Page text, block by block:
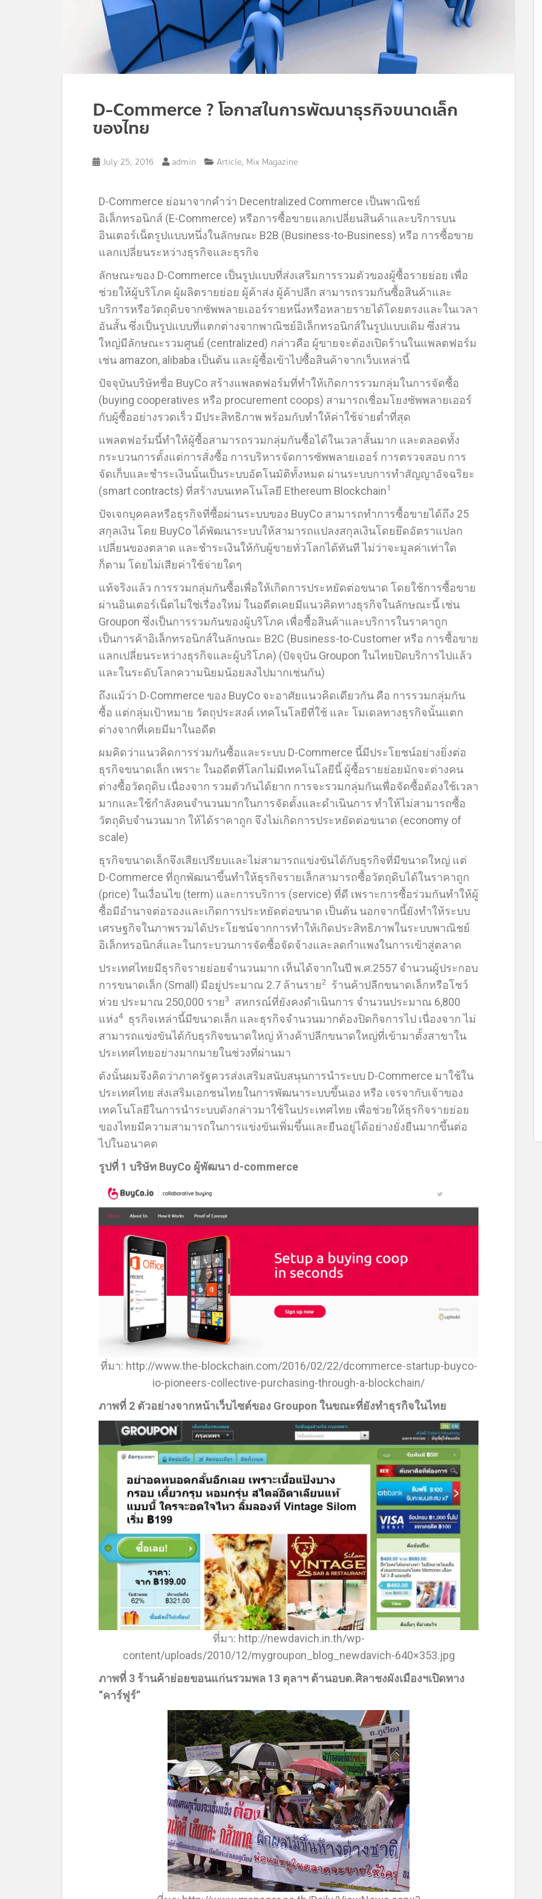
D-Commerce ? โอกาสในการพัฒนาธุรกิจขนาดเล็ก
ของไทย
July 25, 2016 admin Article, Mix Magazine
D-Commerce ย่อมาจากคำว่า Decentralized Commerce เป็นพาณิชย์
อิเล็กทรอนิกส์ (E-Commerce) หรือการซื้อขายแลกเปลี่ยนสินค้าและบริการบน
อินเตอร์เน็ตรูปแบบหนึ่งในลักษณะ B2B (Business-to-Business) หรือ การซื้อขาย
แลกเปลี่ยนระหว่างธุรกิจและธุรกิจ
ลักษณะของ D-Commerce เป็นรูปแบบที่ส่งเสริมการรวมตัวของผู้ซื้อรายย่อย เพื่อ
ช่วยให้ผู้บริโภค ผู้ผลิตรายย่อย ผู้ค้าส่ง ผู้ค้าปลีก สามารถรวมกันซื้อสินค้าและ
บริการหรือวัตถุดิบจากซัพพลายเออร์รายหนึ่งหรือหลายรายได้โดยตรงและในเวลา
อันสั้น ซึ่งเป็นรูปแบบที่แตกต่างจากพาณิชย์อิเล็กทรอนิกส์ในรูปแบบเดิม ซึ่งส่วน
ใหญ่มีลักษณะรวมศูนย์ (centralized) กล่าวคือ ผู้ขายจะต้องเปิดร้านในแพลตฟอร์ม
เช่น amazon, alibaba เป็นต้น และผู้ซื้อเข้าไปซื้อสินค้าจากเว็บเหล่านี้
ปัจจุบันบริษัทชื่อ BuyCo สร้างแพลตฟอร์มที่ทำให้เกิดการรวมกลุ่มในการจัดซื้อ
(buying cooperatives หรือ procurement coops) สามารถเชื่อมโยงซัพพลายเออร์
กับผู้ซื้ออย่างรวดเร็ว มีประสิทธิภาพ พร้อมกับทำให้ค่าใช้จ่ายต่ำที่สุด
แพลตฟอร์มนี้ทำให้ผู้ซื้อสามารถรวมกลุ่มกันซื้อได้ในเวลาสั้นมาก และตลอดทั้ง
กระบวนการตั้งแต่การสั่งซื้อ การบริหารจัดการซัพพลายเออร์ การตรวจสอบ การ
จัดเก็บและชำระเงินนั้นเป็นระบบอัตโนมัติทั้งหมด ผ่านระบบการทำสัญญาอัจฉริยะ
(smart contracts) ที่สร้างบนเทคโนโลยี Ethereum Blockchain1
ปัจเจกบุคคลหรือธุรกิจที่ซื้อผ่านระบบของ BuyCo สามารถทำการซื้อขายได้ถึง 25
สกุลเงิน โดย BuyCo ได้พัฒนาระบบให้สามารถแปลงสกุลเงินโดยยึดอัตราแปลก
เปลี่ยนของตลาด และชำระเงินให้กับผู้ขายทั่วโลกได้ทันที ไม่ว่าจะมูลค่าเท่าใด
ก็ตาม โดยไม่เสียค่าใช้จ่ายใดๆ
แท้จริงแล้ว การรวมกลุ่มกันซื้อเพื่อให้เกิดการประหยัดต่อขนาด โดยใช้การซื้อขาย
ผ่านอินเตอร์เน็ตไม่ใช่เรื่องใหม่ ในอดีตเคยมีแนวคิดทางธุรกิจในลักษณะนี้ เช่น
Groupon ซึ่งเป็นการรวมกันของผู้บริโภค เพื่อซื้อสินค้าและบริการในราคาถูก
เป็นการค้าอิเล็กทรอนิกส์ในลักษณะ B2C (Business-to-Customer หรือ การซื้อขาย
แลกเปลี่ยนระหว่างธุรกิจและผู้บริโภค) (ปัจจุบัน Groupon ในไทยปิดบริการไปแล้ว
และในระดับโลกความนิยมน้อยลงไปมากเช่นกัน)
ถึงแม้ว่า D-Commerce ของ BuyCo จะอาศัยแนวคิดเดียวกัน คือ การรวมกลุ่มกัน
ซื้อ แต่กลุ่มเป้าหมาย วัตถุประสงค์ เทคโนโลยีที่ใช้ และ โมเดลทางธุรกิจนั้นแตก
ต่างจากที่เคยมีมาในอดีต
ผมคิดว่าแนวคิดการร่วมกันซื้อและระบบ D-Commerce นี้มีประโยชน์อย่างยิ่งต่อ
ธุรกิจขนาดเล็ก เพราะ ในอดีตที่โลกไม่มีเทคโนโลยีนี้ ผู้ซื้อรายย่อยมักจะต่างคน
ต่างซื้อวัตถุดิบ เนื่องจาก รวมตัวกันได้ยาก การจะรวมกลุ่มกันเพื่อจัดซื้อต้องใช้เวลา
มากและใช้กำลังคนจำนวนมากในการจัดตั้งและดำเนินการ ทำให้ไม่สามารถซื้อ
วัตถุดิบจำนวนมาก ให้ได้ราคาถูก จึงไม่เกิดการประหยัดต่อขนาด (economy of
scale)
ธุรกิจขนาดเล็กจึงเสียเปรียบและไม่สามารถแข่งขันได้กับธุรกิจที่มีขนาดใหญ่ แต่
D-Commerce ที่ถูกพัฒนาขึ้นทำให้ธุรกิจรายเล็กสามารถซื้อวัตถุดิบได้ในราคาถูก
(price) ในเงื่อนไข (term) และการบริการ (service) ที่ดี เพราะการซื้อร่วมกันทำให้ผู้
ซื้อมีอำนาจต่อรองและเกิดการประหยัดต่อขนาด เป็นต้น นอกจากนี้ยังทำให้ระบบ
เศรษฐกิจในภาพรวมได้ประโยชน์จากการทำให้เกิดประสิทธิภาพในระบบพาณิชย์
อิเล็กทรอนิกส์และในกระบวนการจัดซื้อจัดจ้างและลดกำแพงในการเข้าสู่ตลาด
ประเทศไทยมีธุรกิจรายย่อยจำนวนมาก เห็นได้จากในปี พ.ศ.2557 จำนวนผู้ประกอบ
การขนาดเล็ก (Small) มีอยู่ประมาณ 2.7 ล้านราย2
ร้านค้าปลีกขนาดเล็กหรือโชว์
ห่วย ประมาณ 250,000 ราย3
สหกรณ์ที่ยังคงดำเนินการ จำนวนประมาณ 6,800
แห่ง4 ธุรกิจเหล่านี้มีขนาดเล็ก และธุรกิจจำนวนมากต้องปิดกิจการไป เนื่องจาก ไม่
สามารถแข่งขันได้กับธุรกิจขนาดใหญ่ ห้างค้าปลีกขนาดใหญ่ที่เข้ามาตั้งสาขาใน
ประเทศไทยอย่างมากมายในช่วงที่ผ่านมา
ดังนั้นผมจึงคิดว่าภาครัฐควรส่งเสริมสนับสนุนการนำระบบ D-Commerce มาใช้ใน
ประเทศไทย ส่งเสริมเอกชนไทยในการพัฒนาระบบขึ้นเอง หรือ เจรจากับเจ้าของ
เทคโนโลยีในการนำระบบดังกล่าวมาใช้ในประเทศไทย เพื่อช่วยให้ธุรกิจรายย่อย
ของไทยมีความสามารถในการแข่งขันเพิ่มขึ้นและยืนอยู่ได้อย่างยั่งยืนมากขึ้นต่อ
ไปในอนาคต
รูปที่ 1 บริษัท BuyCo ผู้พัฒนา d-commerce
ที่มา: http://www.the-blockchain.com/2016/02/22/dcommerce-startup-buyco-
io-pioneers-collective-purchasing-through-a-blockchain/
ภาพที่ 2 ตัวอย่างจากหน้าเว็บไซต์ของ Groupon ในขณะที่ยังทำธุรกิจในไทย
ที่มา: http://newdavich.in.th/wp-
content/uploads/2010/12/mygroupon_blog_newdavich-640×353.jpg
ภาพที่ 3 ร้านค้าย่อยขอนแก่นรวมพล 13 ตุลาฯ ต้านอบต.ศิลาชงผังเมืองฯเปิดทาง
“คาร์ฟูร์”